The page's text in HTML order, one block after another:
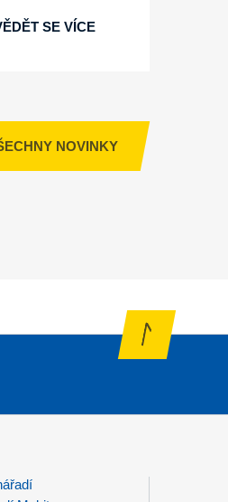
SE VÍCE
NOVINKY